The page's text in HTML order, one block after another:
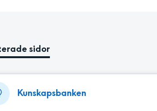
sidor
Kunskapsbanken